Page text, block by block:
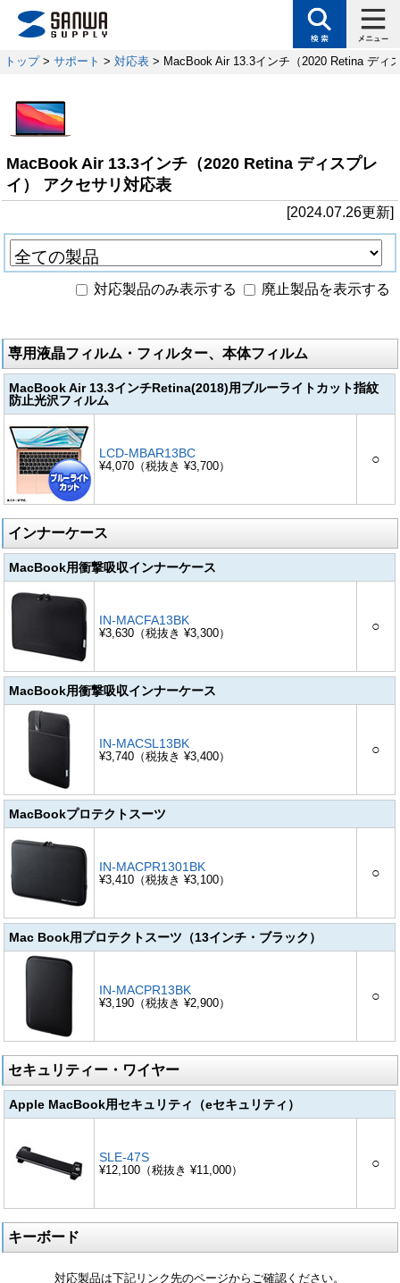
トップ> サポート > 対応表 > MacBook Air 13.3インチ（2020 Retina ディ
MacBook Air 13.3インチ（2020 Retina ディスプレ
イ） アクセサリ対応表
[2024.07.26更新]
対応製品のみ表示する 廃止製品を表示する
専用液晶フィルム・フィルター、本体フィルム
MacBook Air 13.3インチRetina(2018)用ブルーライトカット指紋
防止光沢フィルム
LCD-MBAR13BC
¥4,070（税抜き ¥3,700） ○
インナーケース
MacBook用衝撃吸収インナーケース
IN-MACFA13BK
¥3,630（税抜き ¥3,300） ○
MacBook用衝撃吸収インナーケース
IN-MACSL13BK
¥3,740（税抜き ¥3,400） ○
MacBookプロテクトスーツ
IN-MACPR1301BK
¥3,410（税抜き ¥3,100） ○
Mac Book用プロテクトスーツ（13インチ・ブラック）
IN-MACPR13BK
¥3,190（税抜き ¥2,900） ○
セキュリティー・ワイヤー
Apple MacBook用セキュリティ（eセキュリティ）
SLE-47S
¥12,100（税抜き ¥11,000） ○
キーボード
対応製品は下記リンク先のページからご確認ください。